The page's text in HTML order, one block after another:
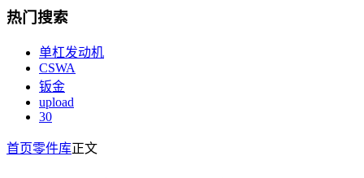
热门搜索
单杠发动机
CSWA
钣金
upload
30
首页零件库正文